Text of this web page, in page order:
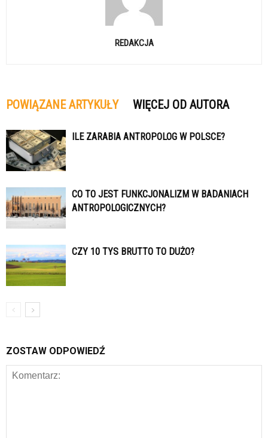
REDAKCJA
POWIĄZANE ARTYKUŁY WIĘCEJ OD AUTORA
ILE ZARABIA ANTROPOLOG W POLSCE?
CO TO JEST FUNKCJONALIZM W BADANIACH
ANTROPOLOGICZNYCH?
CZY 10 TYS BRUTTO TO DUŻO?
ZOSTAW ODPOWIEDŹ